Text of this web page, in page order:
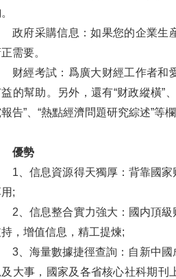
政府采購信息：如果您的企業生
需要。
财經考試：爲廣大财經工作者和
的幫助。另外，還有“财政縱橫”
告”、“熱點經濟問題研究綜述”等
優勢
1、信息資源得天獨厚：背靠國
;
2、信息整合實力強大：國内頂
，增值信息，精工提煉;
3、海量數據捷徑查詢：自新中
及大事，國家及各省核心社科期刊